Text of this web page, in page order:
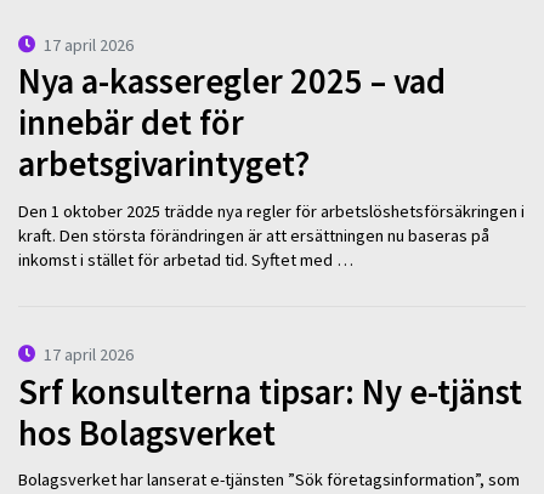
17 april 2026
Nya a-kasseregler 2025 – vad
innebär det för
arbetsgivarintyget?
Den 1 oktober 2025 trädde nya regler för arbetslöshetsförsäkringen i
kraft. Den största förändringen är att ersättningen nu baseras på
inkomst i stället för arbetad tid. Syftet med …
17 april 2026
Srf konsulterna tipsar: Ny e-tjänst
hos Bolagsverket
Bolagsverket har lanserat e-tjänsten ”Sök företagsinformation”, som